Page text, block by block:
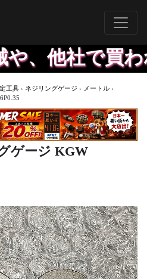
で買われ
工具 › ネジリングゲージ › メートル ›
ゲージ KGW